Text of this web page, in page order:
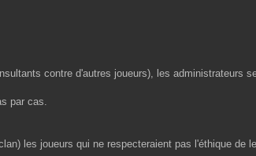
contre d'autres joueurs), les administrateurs
par cas.
les joueurs qui ne respecteraient pas l'éthique de